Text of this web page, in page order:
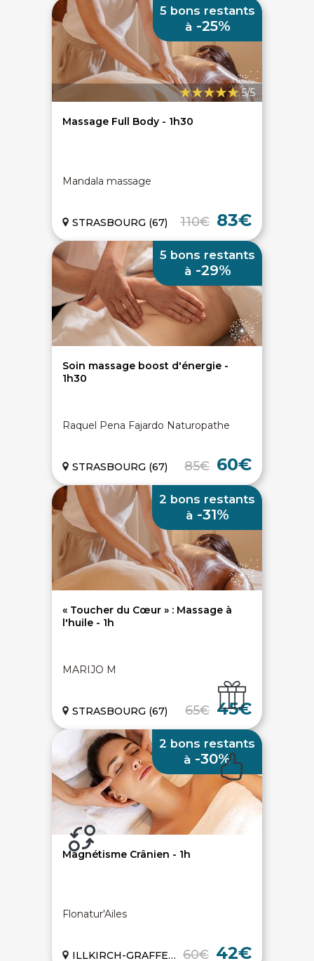
5/5
Massage Full Body - 1h30
Mandala massage
110€ 83€
STRASBOURG (67)
5 bons restants
à -25%
Soin massage boost d'énergie -
1h30
Raquel Pena Fajardo Naturopathe
85€ 60€
STRASBOURG (67)
5 bons restants
à -29%
« Toucher du Cœur » : Massage à
l'huile - 1h
MARIJO M
65€ 45€
STRASBOURG (67)
2 bons restants
à -31%
Magnétisme Crânien - 1h
Flonatur'Ailes
60€ 42€
ILLKIRCH-GRAFFENSTADEN (67)
2 bons restants
à -30%
On discute ?
SERVICE CLIENTS LeBienEtre.fr
Email Par ici... ;-)
Tél 03 20 14 99 99
Notre service client est ouvert du lundi au vendredi
de 9h à 12h30 et de 14h à 18h
DEVENIR PARTENAIRE
Proposer mon établissement
Témoignages partenaires
RECRUTEMENT
Ouvrir une agence LeBienEtre.fr
Paiement sécurisé Service cadeau
Livraison gratuite 94% de satisfaits
Échange 1 an
LIENS UTILES
Notre charte de confiance